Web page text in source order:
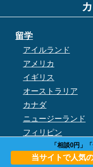
留学
アイルランド
アメリカ
イギリス
オーストラリア
カナダ
ニュージーランド
フィリピン
マレーシア
「相談0円」
当サイトで人気